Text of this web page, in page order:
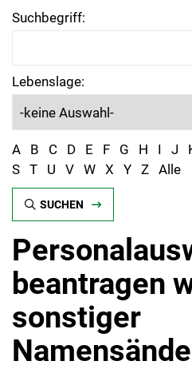
Suchbegriff:
Lebenslage:
A B C D E F G H I J
S T U V W X Y Z Alle
SUCHEN
beantragen
sonstiger